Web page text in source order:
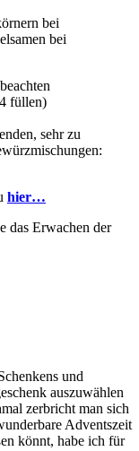
bei
bei
füllen)
sehr zu
hier…
das Erwachen der
und
auszuwählen
zerbricht man sich
Adventszeit
könnt, habe ich für